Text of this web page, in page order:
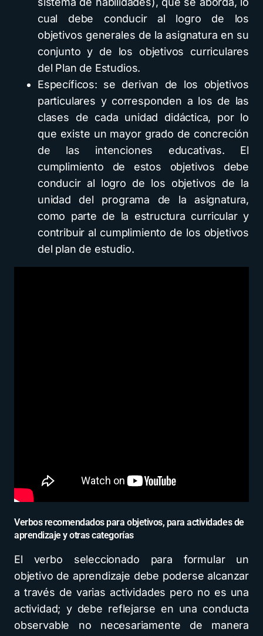
cual debe conducir al logro de los
objetivos generales de la asignatura en su
conjunto y de los objetivos curriculares
del Plan de Estudios.
Específicos: se derivan de los objetivos
particulares y corresponden a los de las
clases de cada unidad didáctica, por lo
que existe un mayor grado de concreción
de las intenciones educativas. El
cumplimiento de estos objetivos debe
conducir al logro de los objetivos de la
unidad del programa de la asignatura,
como parte de la estructura curricular y
contribuir al cumplimiento de los objetivos
del plan de estudio.
Verbos recomendados para objetivos, para actividades de
aprendizaje y otras categorías
El verbo seleccionado para formular un
objetivo de aprendizaje debe poderse alcanzar
a través de varias actividades pero no es una
actividad; y debe reflejarse en una conducta
observable no necesariamente de manera